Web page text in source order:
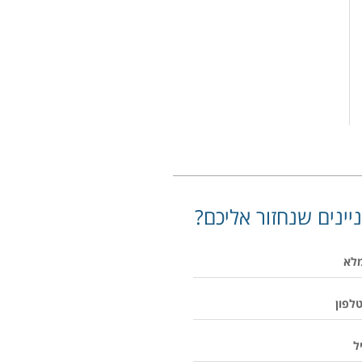
שנחזור אליכם?